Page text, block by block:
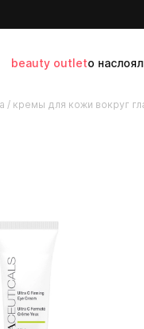
beauty outletо нас
/ кремы для кожи вокруг